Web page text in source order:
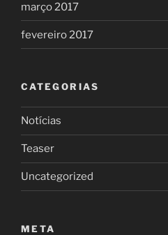
março 2017
fevereiro 2017
CATEGORIAS
Notícias
Teaser
Uncategorized
META